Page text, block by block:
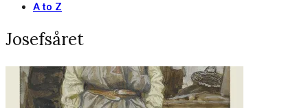
A to Z
Josefsåret